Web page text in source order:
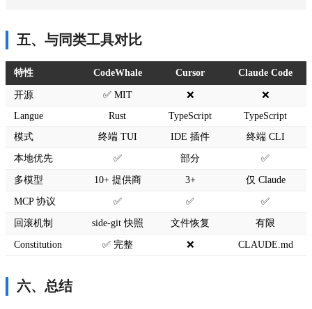
五、与同类工具对比
特性 CodeWhale Cursor Claude Code
开源 ✅ MIT ❌
❌
Langue
Rust TypeScript
TypeScript
模式
终端 TUI IDE 插件 终端 CLI
本地优先 ✅ 部分 ✅
多模型 10+ 提供商 3+ 仅 Claude
MCP 协议 ✅ ✅ ✅
回滚机制 side-git 快照 文件恢复 有限
Constitution ✅ 完整 ❌ CLAUDE.md
六、总结